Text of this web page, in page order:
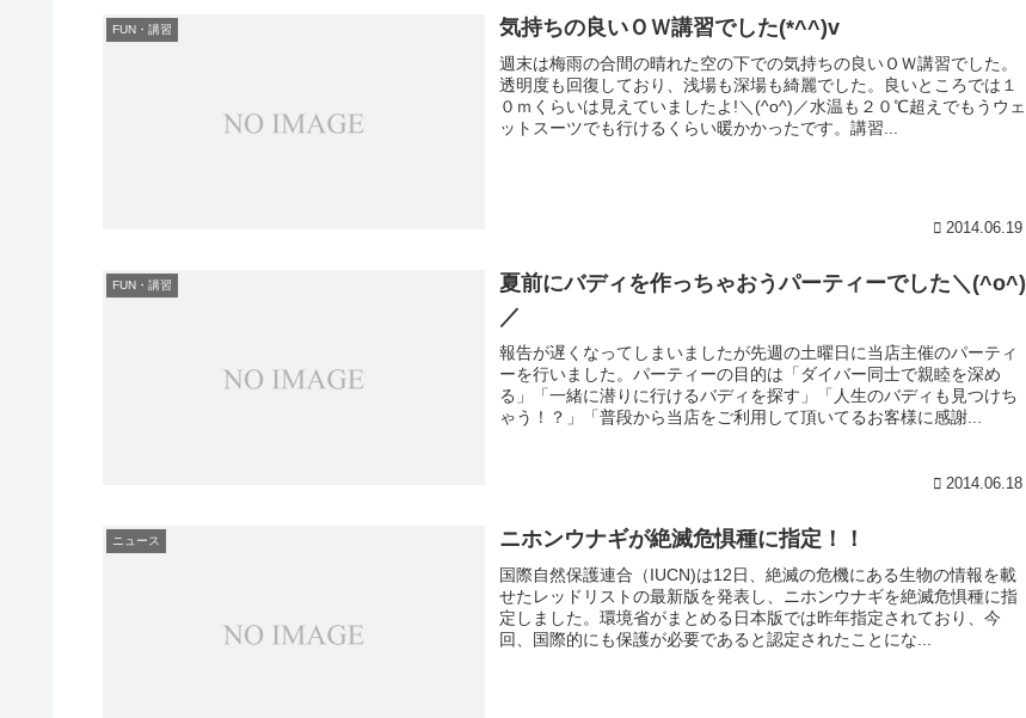
FUN・講習 気持ちの良いＯＷ講習でした(*^^)v
週末は梅雨の合間の晴れた空の下での気持ちの良いＯＷ講習でした。
透明度も回復しており、浅場も深場も綺麗でした。良いところでは１
０ｍくらいは見えていましたよ!＼(^o^)／水温も２０℃超えでもうウェ
ットスーツでも行けるくらい暖かかったです。講習...
2014.06.19
FUN・講習
夏前にバディを作っちゃおうパーティーでした＼(^o^)
／
報告が遅くなってしまいましたが先週の土曜日に当店主催のパーティ
ーを行いました。パーティーの目的は「ダイバー同士で親睦を深め
る」「一緒に潜りに行けるバディを探す」「人生のバディも見つけち
ゃう！？」「普段から当店をご利用して頂いてるお客様に感謝...
2014.06.18
ニュース ニホンウナギが絶滅危惧種に指定！！
国際自然保護連合（IUCN)は12日、絶滅の危機にある生物の情報を載
せたレッドリストの最新版を発表し、ニホンウナギを絶滅危惧種に指
定しました。環境省がまとめる日本版では昨年指定されており、今
回、国際的にも保護が必要であると認定されたことにな...